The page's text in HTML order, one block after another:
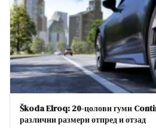
Škoda Elroq: 20-цолови гуми
различни размери отпред и отзад